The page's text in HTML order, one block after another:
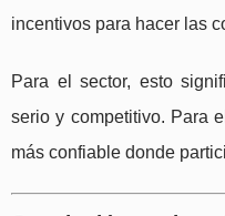
incentivos para hacer las
Para el sector, esto
serio y competitivo. Para
más confiable donde